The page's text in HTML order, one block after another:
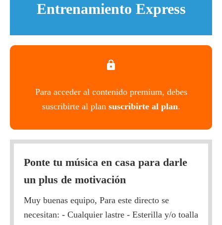
Entrenamiento Express
Para acceder al contenido premium, debes
suscribirte al plan suscribirte al plan.
Ponte tu música en casa para darle
un plus de motivación
Muy buenas equipo, Para este directo se
necesitan: - Cualquier lastre - Esterilla y/o toalla